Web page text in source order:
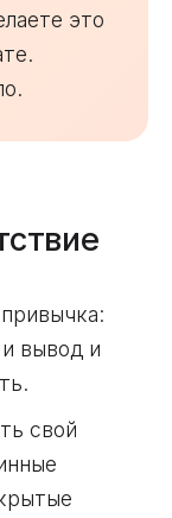
это
вывод и
свой